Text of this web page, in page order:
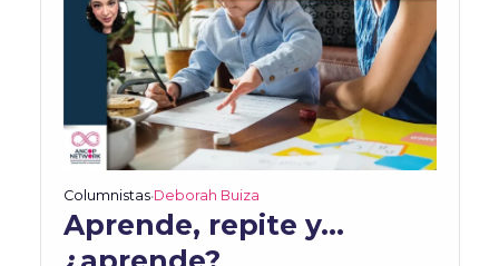
Columnistas•Deborah Buiza
Aprende, repite y…